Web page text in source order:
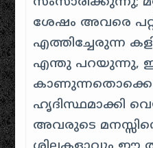
ശേഷം അവരെ
എത്തിച്ചേരുന്ന
എന്തു പറയുന്നു,
ഹൃദിസ്ഥമാക്കി
അവരുടെ